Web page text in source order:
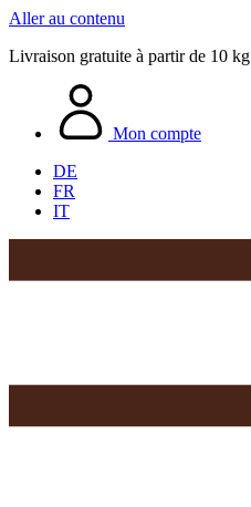
Aller au contenu
Livraison gratuite à partir de 10 kg
Mon compte
DE
FR
IT